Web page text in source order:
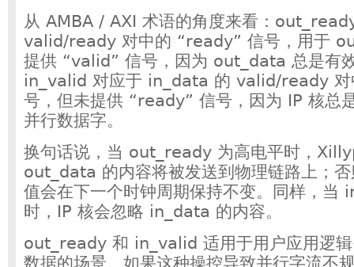
从 AMBA / AXI 术语的角度来看：
valid/ready 对中的 “ready” 信号，用于
提供 “valid” 信号，因为 out_data 总是有
in_valid 对应于 in_data 的 valid/ready 对
号，但未提供 “ready” 信号，因为 IP 核总
并行数据字。
换句话说，当 out_ready 为高电平时，
out_data 的内容将被发送到物理链路上；
值会在下一个时钟周期保持不变。同样，当
时，IP 核会忽略 in_data 的内容。
out_ready 和 in_valid 适用于用户应用逻辑
数据的场景。如果这种操控导致并行字流不